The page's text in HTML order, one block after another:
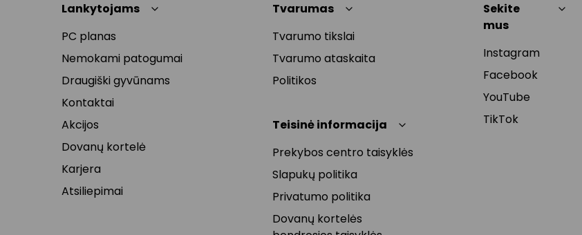
Lankytojams
PC planas
Nemokami patogumai
Draugiški gyvūnams
Kontaktai
Akcijos
Dovanų kortelė
Karjera
Atsiliepimai
Tvarumas
Tvarumo tikslai
Tvarumo ataskaita
Politikos
Teisinė informacija
Prekybos centro taisyklės
Slapukų politika
Privatumo politika
Dovanų kortelės
Sekite
mus
Instagram
Facebook
YouTube
TikTok